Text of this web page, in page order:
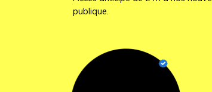
publique.